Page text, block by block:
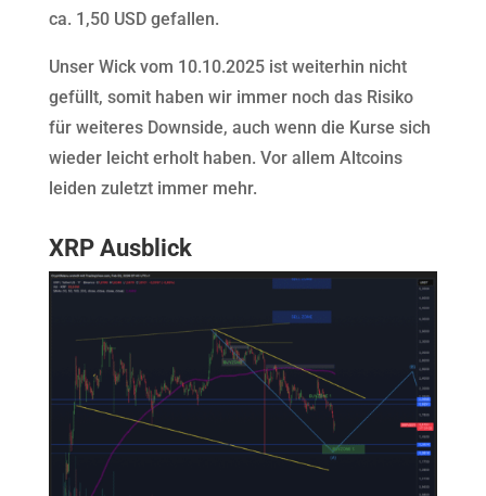
ca. 1,50 USD gefallen.
Unser Wick vom 10.10.2025 ist weiterhin nicht
gefüllt, somit haben wir immer noch das Risiko
für weiteres Downside, auch wenn die Kurse sich
wieder leicht erholt haben. Vor allem Altcoins
leiden zuletzt immer mehr.
XRP Ausblick